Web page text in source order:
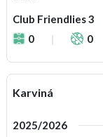
Club Friendlies 3
0
0
Karviná
2025/2026